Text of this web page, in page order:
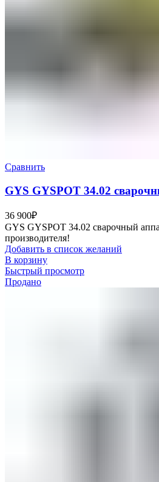
Сравнить
GYS GYSPOT 34.02
36 900₽
GYS GYSPOT 34.02 сварочный
производителя!
Добавить в список желаний
В корзину
Быстрый просмотр
Продано